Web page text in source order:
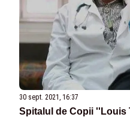
30 sept. 2021, 16:37
Spitalul de Copii ''Louis